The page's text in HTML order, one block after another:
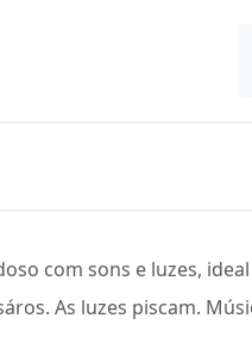
com sons e luzes,
As luzes piscam.